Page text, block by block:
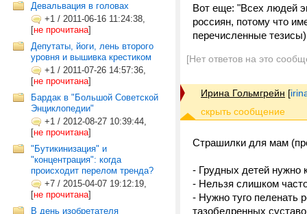
Девальвация в головах
+1 / 2011-06-16 11:24:38,
[не прочитана]
Депутаты, йоги, лень второго
уровня и вышивка крестиком
+1 / 2011-07-26 14:57:36,
[не прочитана]
Бардак в "Большой Советской
Энциклопедии"
+1 / 2012-08-27 10:39:44,
[не прочитана]
"Бутикинизация" и
"концентрация": когда
происходит перелом тренда?
+7 / 2015-04-07 19:12:19,
[не прочитана]
В день изобретателя
Вот еще: "Всех людей
россиян, потому что
перечисленные
[Нет ответов на это
Ирина Гольмгрейн [
Страшилки для мам
- Грудных детей нужно
- Нельзя слишком
- Нужно туго пеленать
тазобедренных